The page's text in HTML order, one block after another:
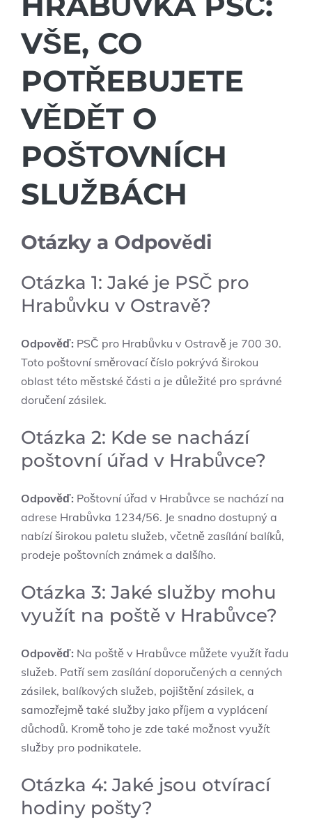
VŠE, CO
POTŘEBUJETE
VĚDĚT O
POŠTOVNÍCH
SLUŽBÁCH
Otázky a Odpovědi
Otázka 1: Jaké je PSČ pro
Hrabůvku v Ostravě?
Odpověď: PSČ pro Hrabůvku v Ostravě je 700 30.
Toto poštovní směrovací číslo pokrývá širokou
oblast této městské části a je důležité pro správné
doručení zásilek.
Otázka 2: Kde se nachází
poštovní úřad v Hrabůvce?
Odpověď: Poštovní úřad v Hrabůvce se nachází na
adrese Hrabůvka 1234/56. Je snadno dostupný a
nabízí širokou paletu služeb, včetně zasílání balíků,
prodeje poštovních známek a dalšího.
Otázka 3: Jaké služby mohu
využít na poště v Hrabůvce?
Odpověď: Na poště v Hrabůvce můžete využít řadu
služeb. Patří sem zasílání doporučených a cenných
zásilek, balíkových služeb, pojištění zásilek, a
samozřejmě také služby jako příjem a vyplácení
důchodů. Kromě toho je zde také možnost využít
služby pro podnikatele.
Otázka 4: Jaké jsou otvírací
hodiny pošty?